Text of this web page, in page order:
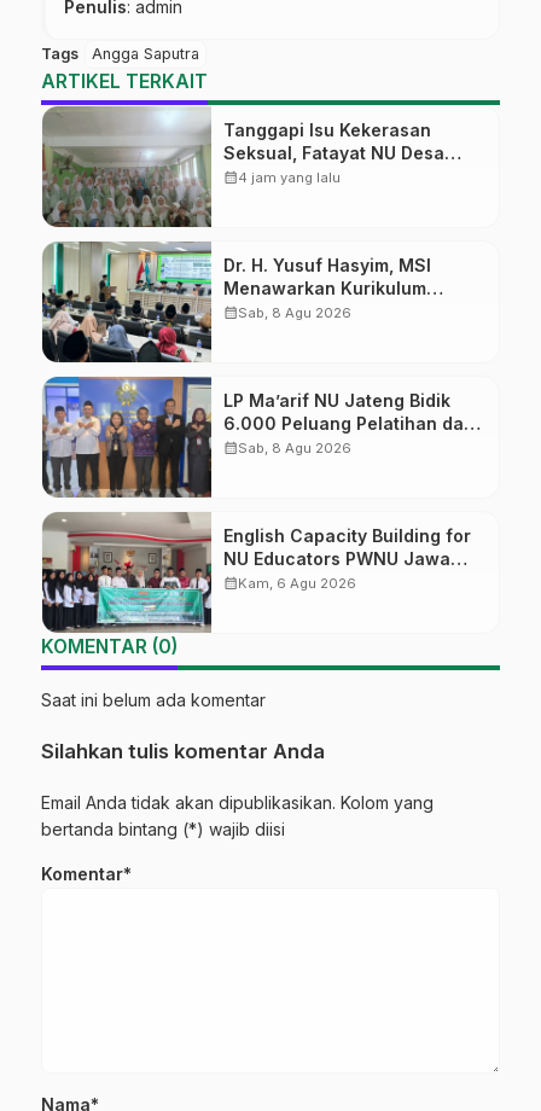
Penulis: admin
Tags Angga Saputra
ARTIKEL TERKAIT
Tanggapi Isu Kekerasan
Seksual, Fatayat NU Desa
Gembong Datangkan Aktifis
calendar_month4 jam yang lalu
Dr. H. Yusuf Hasyim, MSI
Menawarkan Kurikulum
Diversifikasi, Harapan Baru
calendar_monthSab, 8 Agu 2026
LP Ma’arif NU Jateng Bidik
6.000 Peluang Pelatihan dan
Sertifikasi bagi Lulusan SMK
calendar_monthSab, 8 Agu 2026
English Capacity Building for
NU Educators PWNU Jawa
Tengah Batch#4; Membuka
calendar_monthKam, 6 Agu 2026
KOMENTAR (0)
Saat ini belum ada komentar
Silahkan tulis komentar Anda
Email Anda tidak akan dipublikasikan. Kolom yang
bertanda bintang (*) wajib diisi
Komentar*
Nama*